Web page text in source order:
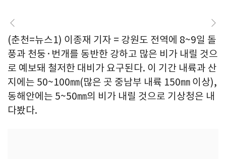
(춘천=뉴스1) 이종재 기자 = 강원도 전역에 8~9일 돌
풍과 천둥·번개를 동반한 강하고 많은 비가 내릴 것으
로 예보돼 철저한 대비가 요구된다. 이 기간 내륙과 산
지에는 50~100㎜(많은 곳 중남부 내륙 150㎜ 이상),
동해안에는 5~50㎜의 비가 내릴 것으로 기상청은 내
다봤다.